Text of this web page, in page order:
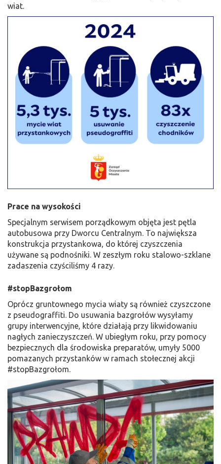
wiat.
Prace na wysokości
Specjalnym serwisem porządkowym objęta jest pętla
autobusowa przy Dworcu Centralnym. To największa
konstrukcja przystankowa, do której czyszczenia
używane są podnośniki. W zeszłym roku stalowo-szklane
zadaszenia czyściliśmy 4 razy.
#stopBazgrołom
Oprócz gruntownego mycia wiaty są również czyszczone
z pseudograffiti. Do usuwania bazgrołów wysyłamy
grupy interwencyjne, które działają przy likwidowaniu
nagłych zanieczyszczeń. W ubiegłym roku, przy pomocy
bezpiecznych dla środowiska preparatów, umyły 5000
pomazanych przystanków w ramach stołecznej akcji
#stopBazgrołom.